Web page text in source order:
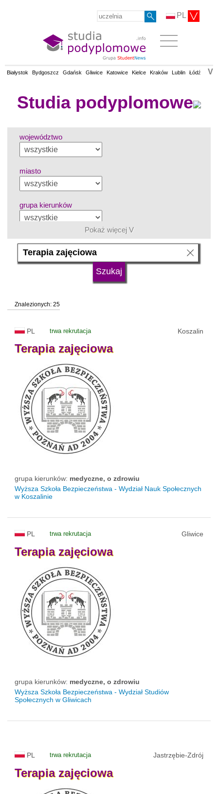
PL
Białystok Bydgoszcz Gdańsk Gliwice Katowice Kielce Kraków Lublin Łódź V
Studia podyplomowe
województwo
miasto
grupa kierunków
język
status uczelni
Pokaż więcej V
Znalezionych: 25
PL trwa rekrutacja Koszalin
Terapia zajęciowa
grupa kierunków: medyczne, o zdrowiu
Wyższa Szkoła Bezpieczeństwa - Wydział Nauk Społecznych
w Koszalinie
PL trwa rekrutacja Gliwice
Terapia zajęciowa
grupa kierunków: medyczne, o zdrowiu
Wyższa Szkoła Bezpieczeństwa - Wydział Studiów
Społecznych w Gliwicach
PL trwa rekrutacja Jastrzębie-Zdrój
Terapia zajęciowa